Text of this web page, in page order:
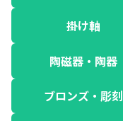
掛け軸
陶磁器・陶器
ブロンズ・彫刻